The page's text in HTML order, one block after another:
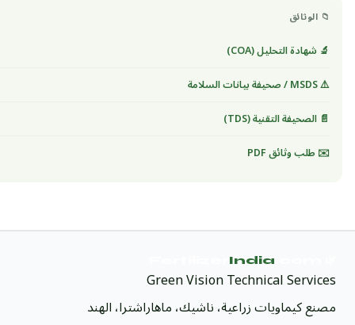
📁 الوثائق
🔬 شهادة التحليل (COA)
⚠️ MSDS / صحيفة بيانات السلامة
📄 الصحيفة التقنية (TDS)
✉️ طلب وثائق PDF
India
Green Vision Technical Services
مصنع كيماويات زراعية، ناشيك، ماهاراشترا، الهند